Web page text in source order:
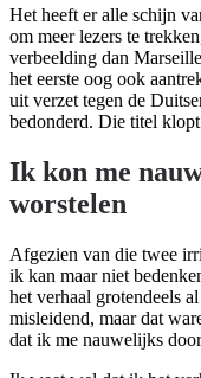
Het heeft er alle schijn
om meer lezers te
verbeelding dan
het eerste oog ook
uit verzet tegen de
bedonderd. Die titel
Ik kon me
worstelen
Afgezien van die twee
ik kan maar niet
het verhaal grotendeels
misleidend, maar dat
dat ik me nauwelijks